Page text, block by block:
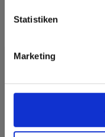
Statistiken
Marketing